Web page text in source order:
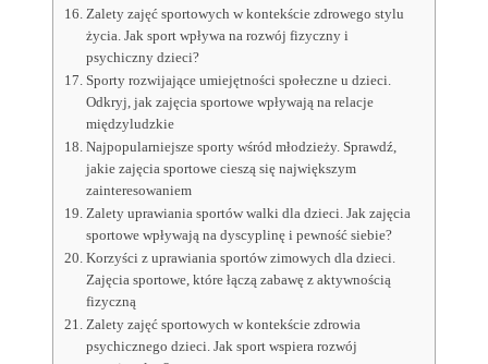
Zalety zajęć sportowych w kontekście zdrowego stylu
życia. Jak sport wpływa na rozwój fizyczny i
psychiczny dzieci?
Sporty rozwijające umiejętności społeczne u dzieci.
Odkryj, jak zajęcia sportowe wpływają na relacje
międzyludzkie
Najpopularniejsze sporty wśród młodzieży. Sprawdź,
jakie zajęcia sportowe cieszą się największym
zainteresowaniem
Zalety uprawiania sportów walki dla dzieci. Jak zajęcia
sportowe wpływają na dyscyplinę i pewność siebie?
Korzyści z uprawiania sportów zimowych dla dzieci.
Zajęcia sportowe, które łączą zabawę z aktywnością
fizyczną
Zalety zajęć sportowych w kontekście zdrowia
psychicznego dzieci. Jak sport wspiera rozwój